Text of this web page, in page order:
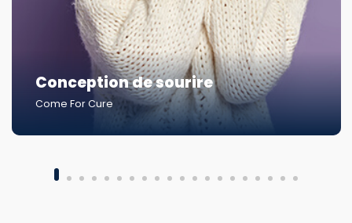
Conception de sourire
Come For Cure